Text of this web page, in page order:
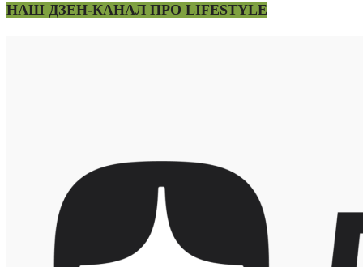
НАШ ДЗЕН-КАНАЛ ПРО LIFESTYLE